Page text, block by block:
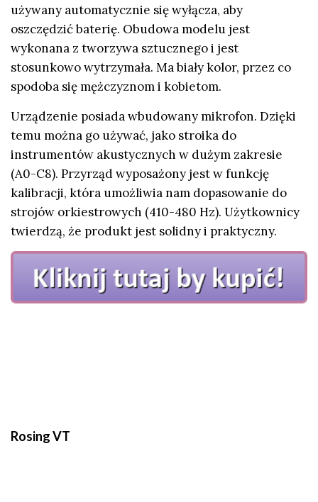
używany automatycznie się wyłącza, aby
oszczędzić baterię. Obudowa modelu jest
wykonana z tworzywa sztucznego i jest
stosunkowo wytrzymała. Ma biały kolor, przez co
spodoba się mężczyznom i kobietom.
Urządzenie posiada wbudowany mikrofon. Dzięki
temu można go używać, jako stroika do
instrumentów akustycznych w dużym zakresie
(A0-C8). Przyrząd wyposażony jest w funkcję
kalibracji, która umożliwia nam dopasowanie do
strojów orkiestrowych (410-480 Hz). Użytkownicy
twierdzą, że produkt jest solidny i praktyczny.
Rosing VT